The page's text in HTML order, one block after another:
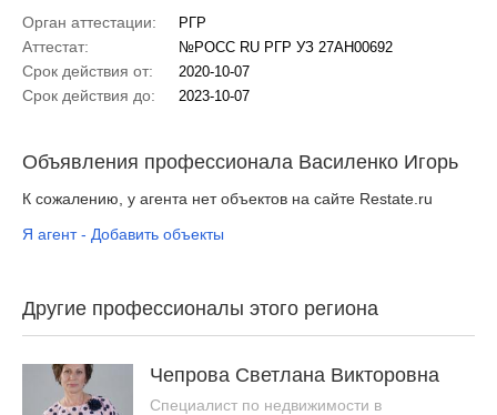
Орган аттестации: РГР
Аттестат: №РОСС RU РГР УЗ 27АН00692
Срок действия от: 2020-10-07
Срок действия до: 2023-10-07
Объявления профессионала Василенко Игорь
К сожалению, у агента нет объектов на сайте Restate.ru
Я агент - Добавить объекты
Другие профессионалы этого региона
Чепрова Светлана Викторовна
Специалист по недвижимости в